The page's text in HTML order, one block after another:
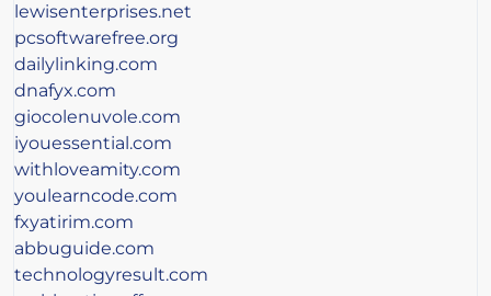
lewisenterprises.net
pcsoftwarefree.org
dailylinking.com
dnafyx.com
giocolenuvole.com
iyouessential.com
withloveamity.com
youlearncode.com
fxyatirim.com
abbuguide.com
technologyresult.com